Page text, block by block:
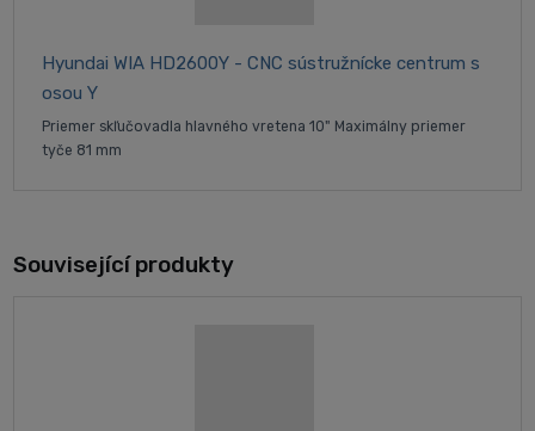
Hyundai WIA HD2600Y - CNC sústružnícke centrum s
osou Y
Priemer skľučovadla hlavného vretena 10" Maximálny priemer
tyče 81 mm
Související produkty